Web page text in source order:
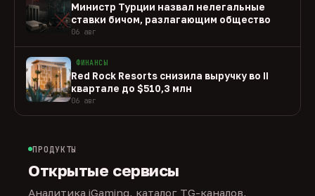
Министр Турции назвал нелегальные
ставки бичом, разлагающим общество
06 авг
ФИНАНСЫ
Red Rock Resorts снизила выручку во II
квартале до $510,3 млн
06 авг
ПРОДУКТЫ
Открытые сервисы
Аналитика iGaming, каталог TG-каналов,